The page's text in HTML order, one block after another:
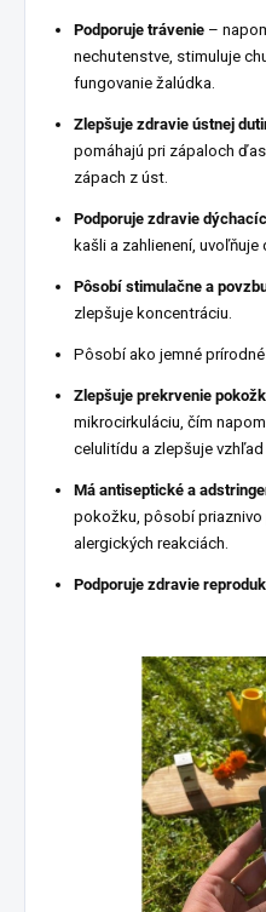
Podporuje trávenie –
nechutenstve, stimuluje
fungovanie žalúdka.
Zlepšuje zdravie ústnej
pomáhajú pri zápaloch
zápach z úst.
Podporuje zdravie
kašli a zahlienení, uvoľňuje
Pôsobí stimulačne a
zlepšuje koncentráciu.
Pôsobí ako jemné prírodné
Zlepšuje prekrvenie
mikrocirkuláciu, čím
celulitídu a zlepšuje
Má antiseptické a
pokožku, pôsobí priaznivo
alergických reakciách.
Podporuje zdravie